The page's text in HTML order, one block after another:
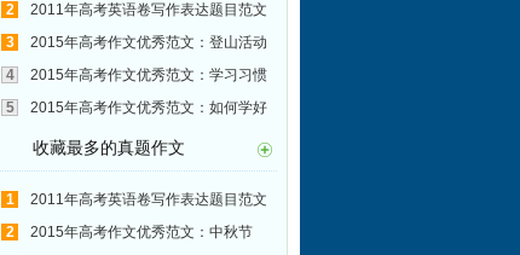
2
2011年高考英语卷写作表达题目范文
汇总(42):和老师建立良好的师生关系
3
2015年高考作文优秀范文：登山活动
4
2015年高考作文优秀范文：学习习惯
5
2015年高考作文优秀范文：如何学好
收藏最多的真题作文
1
2011年高考英语卷写作表达题目范文
汇总(24):交通安全
2
2015年高考作文优秀范文：中秋节